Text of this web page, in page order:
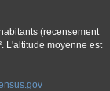
(recensement
L'altitude moyenne est